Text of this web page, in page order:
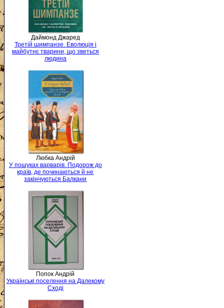
Даймонд Джаред
Третій шимпанзе. Еволюція і
майбутнє тварини, що зветься
людина
Любка Андрій
У пошуках варварів. Подорож до
країв, де починаються й не
закінчуються Балкани
Попок Андрій
Українські поселення на Далекому
Сході